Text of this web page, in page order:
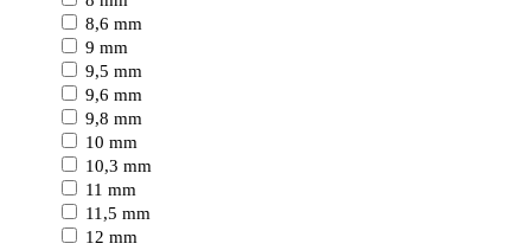
8,6 mm
9 mm
9,5 mm
9,6 mm
9,8 mm
10 mm
10,3 mm
11 mm
11,5 mm
12 mm